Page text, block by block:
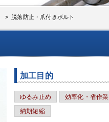
> 脱落防止・爪付きボルト
加工目的
ゆるみ止め 効率化・省作業
納期短縮